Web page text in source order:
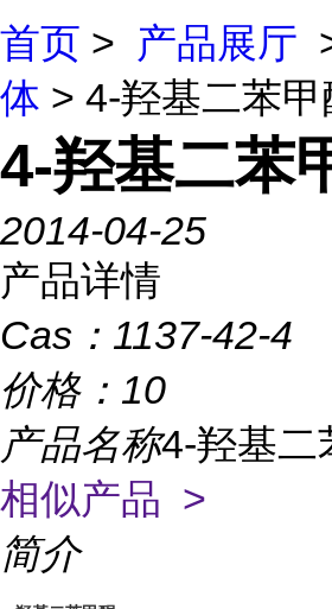
首页 > 产品展厅
体 > 4-羟基二苯甲
4-羟基二苯
2014-04-25
产品详情
Cas： 1137-42-4
价格： 10
产品名称4-羟基二
相似产品 >
简介